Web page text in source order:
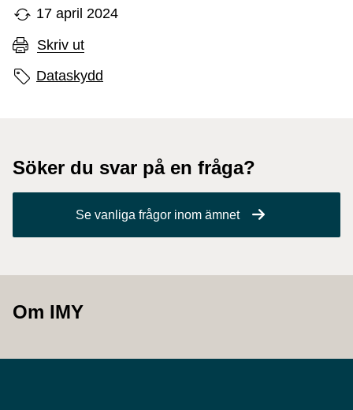
17 april 2024
Skriv ut
Sidans etiketter
Dataskydd
Söker du svar på en fråga?
Se vanliga frågor inom ämnet
Om IMY